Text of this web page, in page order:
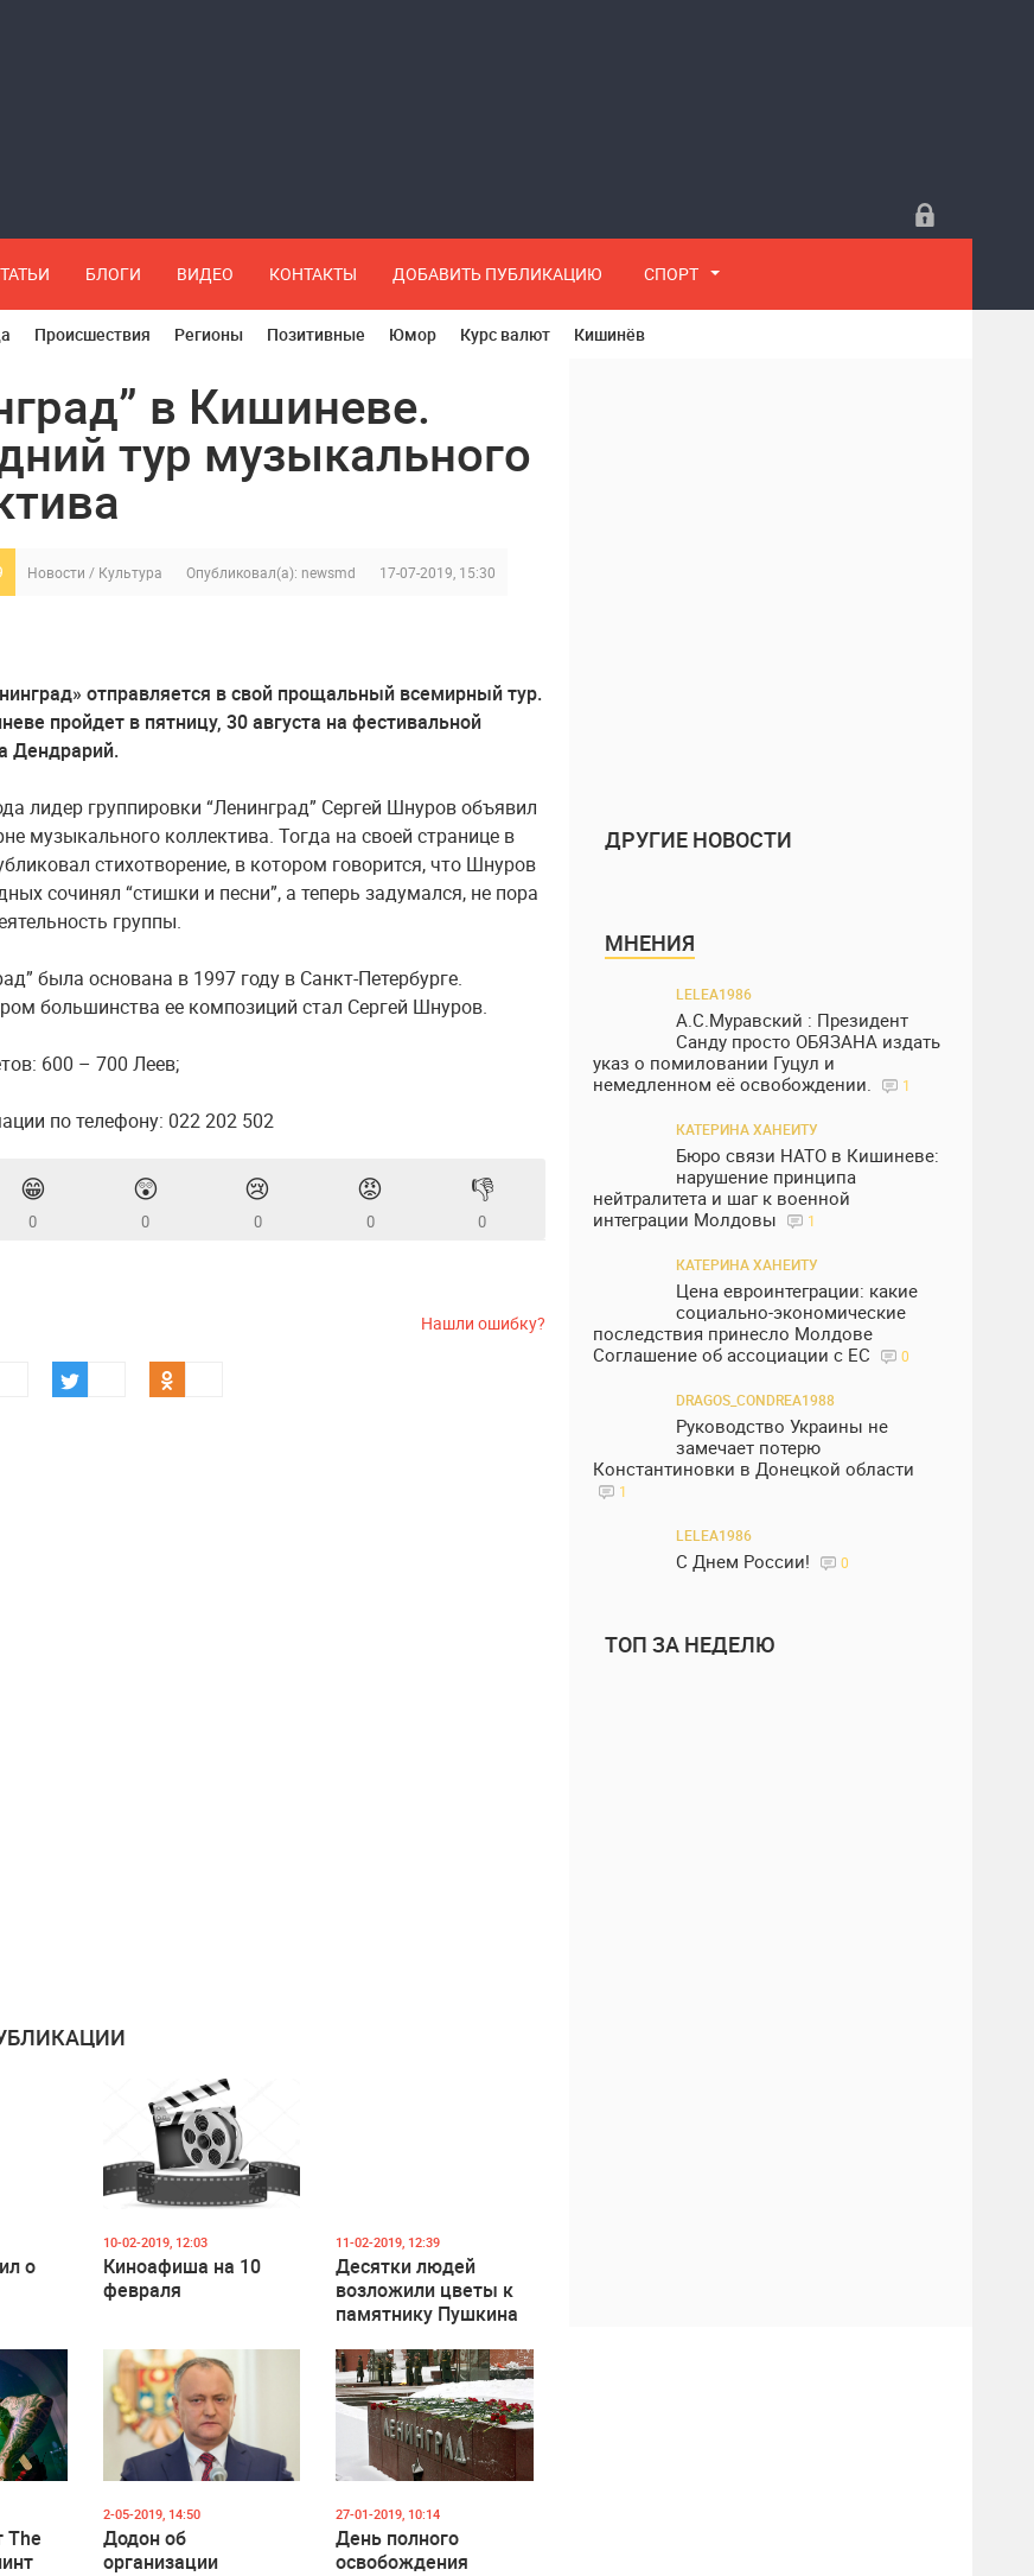
БЛОГИ ВИДЕО КОНТАКТЫ ДОБАВИТЬ ПУБЛИКАЦИЮ СПОРТ
Происшествия Регионы Позитивные Юмор Курс валют Кишинёв
в Кишиневе.
тур музыкального
Новости / Культура Опубликовал(а): newsmd 17-07-2019, 15:30
отправляется в свой прощальный всемирный тур.
пройдет в пятницу, 30 августа на фестивальной
Дендрарий.
лидер группировки “Ленинград” Сергей Шнуров объявил
музыкального коллектива. Тогда на своей странице в
стихотворение, в котором говорится, что Шнуров
сочинял “стишки и песни”, а теперь задумался, не пора
группы.
была основана в 1997 году в Санкт-Петербурге.
большинства ее композиций стал Сергей Шнуров.
600 – 700 Леев;
по телефону: 022 202 502
😁
0
😲
0
😢
0
😡
0
👎
0
Нашли ошибку?
о
10-02-2019, 12:03
Киноафиша на 10
февраля
11-02-2019, 12:39
Десятки людей
возложили цветы к
памятнику Пушкина
The
2-05-2019, 14:50
Додон об
организации
27-01-2019, 10:14
День полного
освобождения
ДРУГИЕ НОВОСТИ
МНЕНИЯ
LELEA1986
А.С.Муравский : Президент
Санду просто ОБЯЗАНА издать
указ о помиловании Гуцул и
немедленном её освобождении.
1
КАТЕРИНА ХАНЕИТУ
Бюро связи НАТО в Кишиневе:
нарушение принципа
нейтралитета и шаг к военной
интеграции Молдовы
1
КАТЕРИНА ХАНЕИТУ
Цена евроинтеграции: какие
социально-экономические
последствия принесло Молдове
Соглашение об ассоциации с ЕС
0
DRAGOS_CONDREA1988
Руководство Украины не
замечает потерю
Константиновки в Донецкой области
1
LELEA1986
С Днем России! 0
ТОП ЗА НЕДЕЛЮ